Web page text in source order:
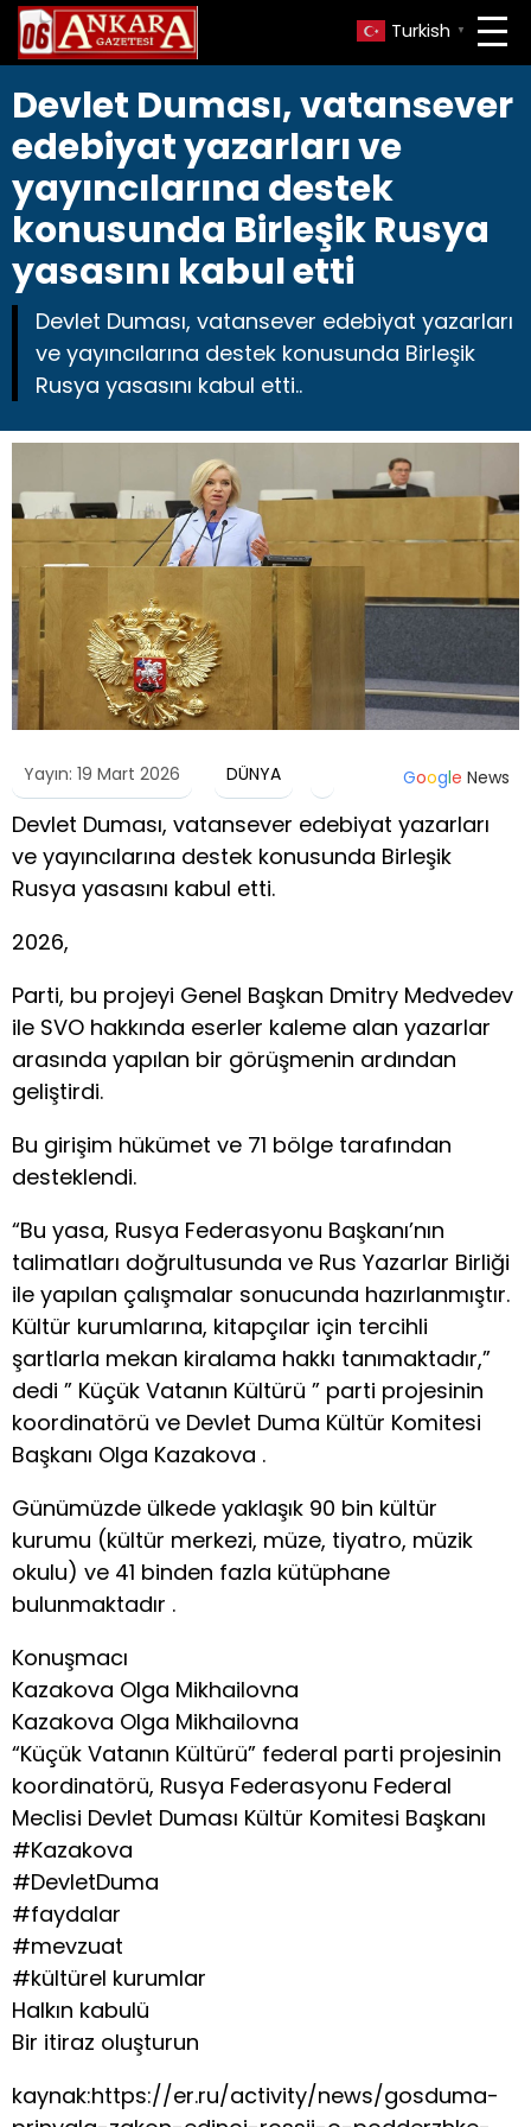
Turkish ▼
Devlet Duması, vatansever
edebiyat yazarları ve
yayıncılarına destek
konusunda Birleşik Rusya
yasasını kabul etti
Devlet Duması, vatansever edebiyat yazarları
ve yayıncılarına destek konusunda Birleşik
Rusya yasasını kabul etti..
Yayın: 19 Mart 2026 DÜNYA Google News
Devlet Duması, vatansever edebiyat yazarları
ve yayıncılarına destek konusunda Birleşik
Rusya yasasını kabul etti.
2026,
Parti, bu projeyi Genel Başkan Dmitry Medvedev
ile SVO hakkında eserler kaleme alan yazarlar
arasında yapılan bir görüşmenin ardından
geliştirdi.
Bu girişim hükümet ve 71 bölge tarafından
desteklendi.
“Bu yasa, Rusya Federasyonu Başkanı’nın
talimatları doğrultusunda ve Rus Yazarlar Birliği
ile yapılan çalışmalar sonucunda hazırlanmıştır.
Kültür kurumlarına, kitapçılar için tercihli
şartlarla mekan kiralama hakkı tanımaktadır,”
dedi ” Küçük Vatanın Kültürü ” parti projesinin
koordinatörü ve Devlet Duma Kültür Komitesi
Başkanı Olga Kazakova .
Günümüzde ülkede yaklaşık 90 bin kültür
kurumu (kültür merkezi, müze, tiyatro, müzik
okulu) ve 41 binden fazla kütüphane
bulunmaktadır .
Konuşmacı
Kazakova Olga Mikhailovna
Kazakova Olga Mikhailovna
“Küçük Vatanın Kültürü” federal parti projesinin
koordinatörü, Rusya Federasyonu Federal
Meclisi Devlet Duması Kültür Komitesi Başkanı
#Kazakova
#DevletDuma
#faydalar
#mevzuat
#kültürel kurumlar
Halkın kabulü
Bir itiraz oluşturun
kaynak:https://er.ru/activity/news/gosduma-